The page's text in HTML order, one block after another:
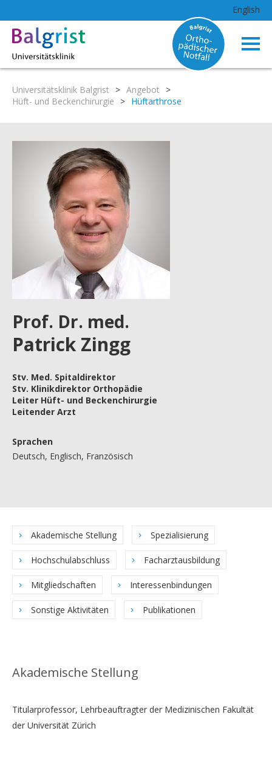
English
Universitätsklinik Balgrist > Angebot
>
Hüft- und Beckenchirurgie
> Hüftarthrose
Prof. Dr. med.
Patrick Zingg
Stv. Med. Spitaldirektor
Stv. Klinikdirektor Orthopädie
Leiter Hüft- und Beckenchirurgie
Leitender Arzt
Sprachen
Deutsch, Englisch, Französisch
Akademische Stellung Spezialisierung
Hochschulabschluss Facharztausbildung
Mitgliedschaften Interessenbindungen
Sonstige Aktivitäten Publikationen
Akademische Stellung
Titularprofessor, Lehrbeauftragter der Medizinischen Fakultät
der Universität Zürich